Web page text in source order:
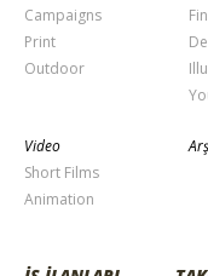
Campaigns
Print
Outdoor
Video
Short Films
Animation